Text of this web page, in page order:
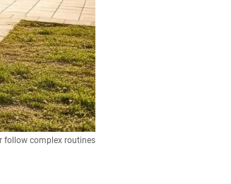
follow complex routines